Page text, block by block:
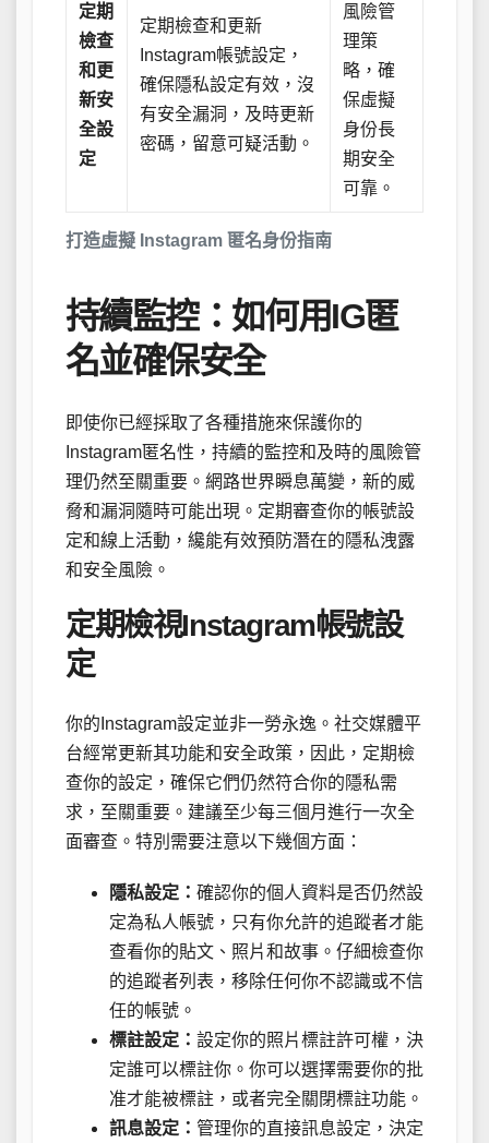
打造虛擬 Instagram 匿名身份指南
定期
檢查
和更
新安
全設
定
定期檢查和更新
Instagram帳號設定，
確保隱私設定有效，沒
有安全漏洞，及時更新
密碼，留意可疑活動。
風險管
理策
略，確
保虛擬
身份長
期安全
可靠。
持續監控：如何用IG匿
名並確保安全
即使你已經採取了各種措施來保護你的
Instagram匿名性，持續的監控和及時的風險管
理仍然至關重要。網路世界瞬息萬變，新的威
脅和漏洞隨時可能出現。定期審查你的帳號設
定和線上活動，纔能有效預防潛在的隱私洩露
和安全風險。
定期檢視Instagram帳號設
定
你的Instagram設定並非一勞永逸。社交媒體平
台經常更新其功能和安全政策，因此，定期檢
查你的設定，確保它們仍然符合你的隱私需
求，至關重要。建議至少每三個月進行一次全
面審查。特別需要注意以下幾個方面：
隱私設定： 確認你的個人資料是否仍然設
定為私人帳號，只有你允許的追蹤者才能
查看你的貼文、照片和故事。仔細檢查你
的追蹤者列表，移除任何你不認識或不信
任的帳號。
標註設定： 設定你的照片標註許可權，決
定誰可以標註你。你可以選擇需要你的批
准才能被標註，或者完全關閉標註功能。
訊息設定： 管理你的直接訊息設定，決定